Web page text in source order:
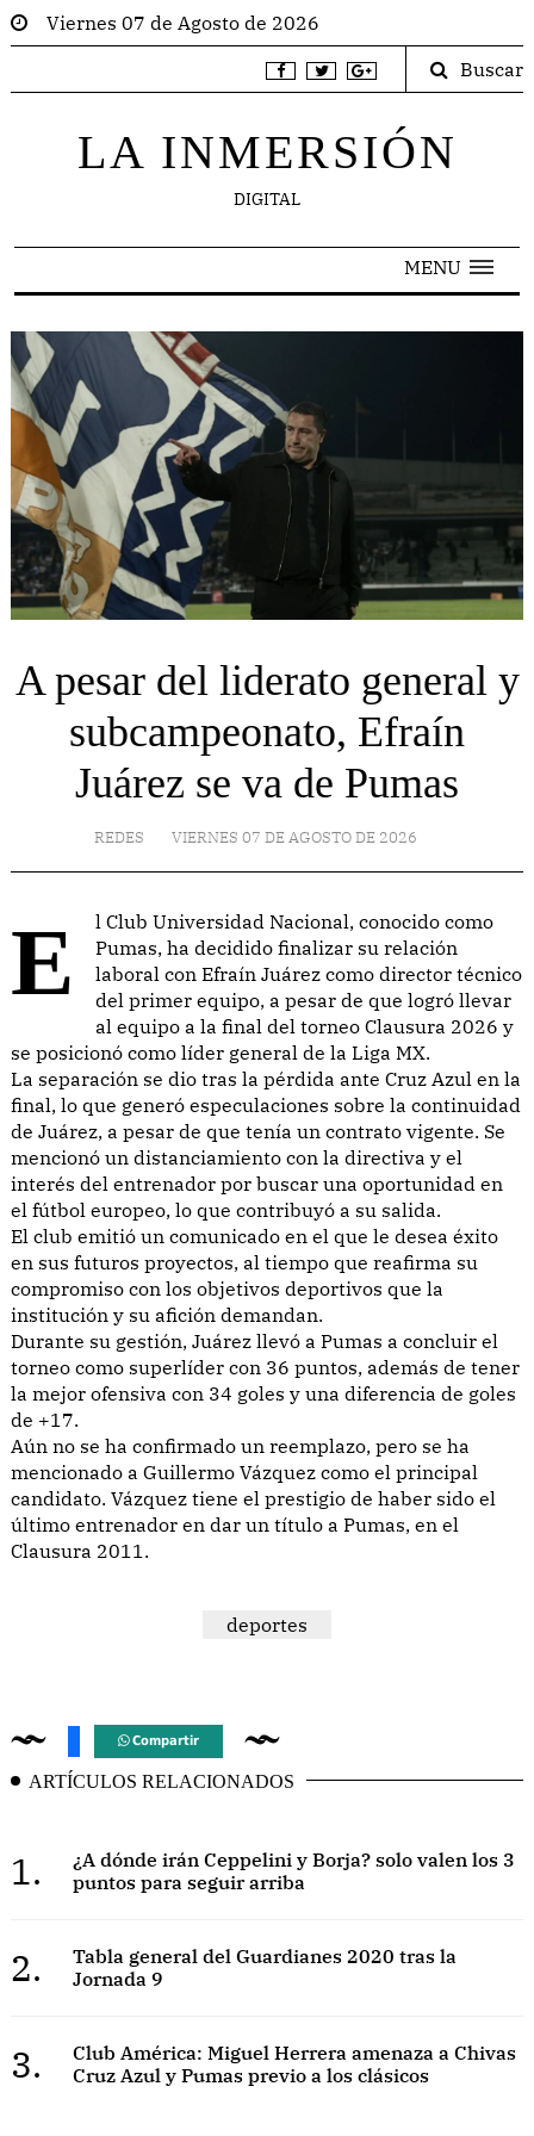
Viernes 07 de Agosto de 2026
Buscar
LA INMERSIÓN
DIGITAL
MENU
A pesar del liderato general y
subcampeonato, Efraín
Juárez se va de Pumas
REDES VIERNES 07 DE AGOSTO DE 2026
El Club Universidad Nacional, conocido como
Pumas, ha decidido finalizar su relación
laboral con Efraín Juárez como director técnico
del primer equipo, a pesar de que logró llevar
al equipo a la final del torneo Clausura 2026 y
se posicionó como líder general de la Liga MX.
La separación se dio tras la pérdida ante Cruz Azul en la
final, lo que generó especulaciones sobre la continuidad
de Juárez, a pesar de que tenía un contrato vigente. Se
mencionó un distanciamiento con la directiva y el
interés del entrenador por buscar una oportunidad en
el fútbol europeo, lo que contribuyó a su salida.
El club emitió un comunicado en el que le desea éxito
en sus futuros proyectos, al tiempo que reafirma su
compromiso con los objetivos deportivos que la
institución y su afición demandan.
Durante su gestión, Juárez llevó a Pumas a concluir el
torneo como superlíder con 36 puntos, además de tener
la mejor ofensiva con 34 goles y una diferencia de goles
de +17.
Aún no se ha confirmado un reemplazo, pero se ha
mencionado a Guillermo Vázquez como el principal
candidato. Vázquez tiene el prestigio de haber sido el
último entrenador en dar un título a Pumas, en el
Clausura 2011.
deportes
Compartir
ARTÍCULOS RELACIONADOS
1.
¿A dónde irán Ceppelini y Borja? solo valen los 3
puntos para seguir arriba
2.
Tabla general del Guardianes 2020 tras la
Jornada 9
3.
Club América: Miguel Herrera amenaza a Chivas
Cruz Azul y Pumas previo a los clásicos